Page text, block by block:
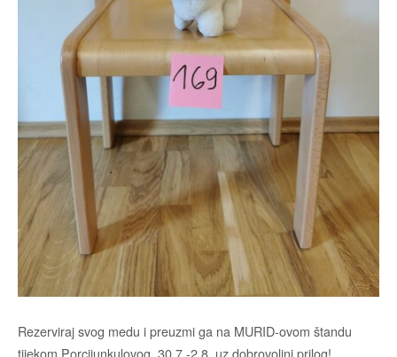
Rezerviraj svog medu i preuzmi ga na MURID-ovom štandu
tijekom Porcijunkulovog, 30.7.-2.8. uz dobrovoljni prilog!